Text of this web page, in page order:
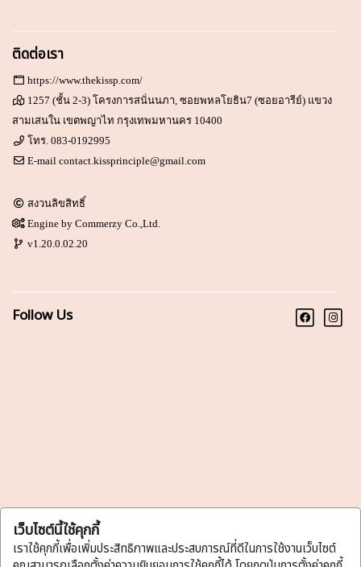
เว็บไซต์นี้ใช้คุกกี้
เราใช้คุกกี้เพื่อเพิ่มประสิทธิภาพและประสบการณ์ที่ดีในการใช้งานเว็บไซต์
ติดต่อเรา
https://www.thekissp.com/
1257 (ชั้น 2-3) โครงการสนั่นนภา, ซอยพหลโยธิน7 (ซอยอารีย์) แขวง
สามเสนใน เขตพญาไท กรุงเทพมหานคร 10400
โทร.083-0192995
E-mailcontact.kissprinciple@gmail.com
สงวนลิขสิทธิ์
Engine byCommerzy Co.,Ltd.
v1.20.0.02.20
Follow Us